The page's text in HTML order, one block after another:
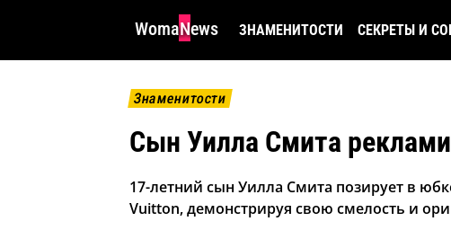
WomaNews ЗНАМЕНИТОСТИ СЕКРЕТЫ И
Знаменитости
Сын Уилла Смита
17-летний сын Уилла Смита позирует в
Vuitton, демонстрируя свою смелость и